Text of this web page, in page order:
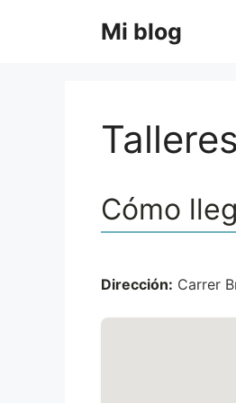
Mi blog
Cómo
Dirección: Carrer